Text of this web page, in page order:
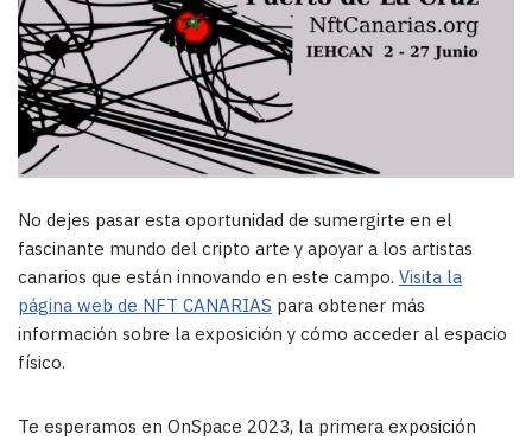
No dejes pasar esta oportunidad de sumergirte en el
fascinante mundo del cripto arte y apoyar a los artistas
canarios que están innovando en este campo. Visita la
página web de NFT CANARIAS para obtener más
información sobre la exposición y cómo acceder al espacio
físico.
Te esperamos en OnSpace 2023, la primera exposición